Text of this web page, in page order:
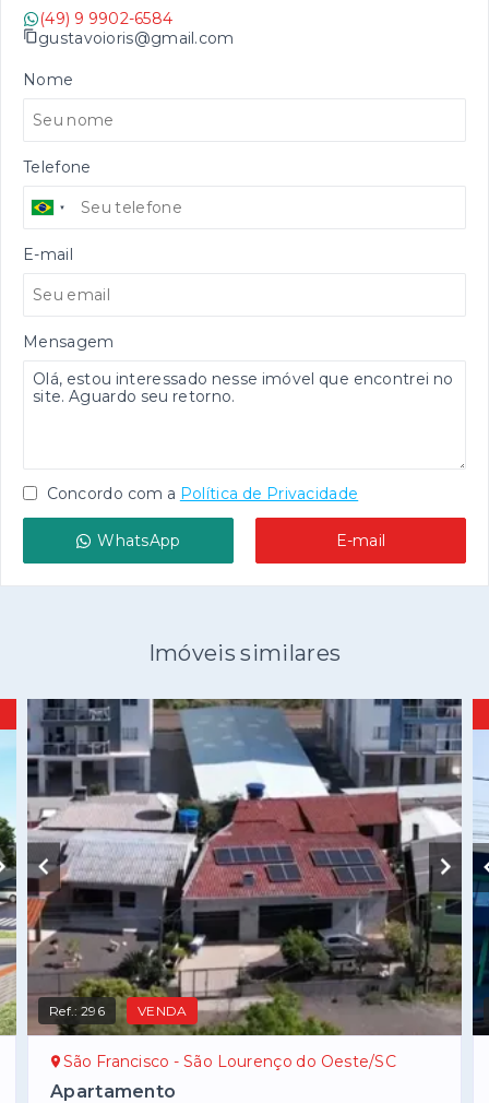
(49) 9 9902-6584
gustavoioris@gmail.com
Nome
Telefone
E-mail
Mensagem
Concordo com a Política de Privacidade
WhatsApp E-mail
Imóveis similares
Ref.:296 VENDA
São Francisco - São Lourenço do Oeste/SC
Apartamento